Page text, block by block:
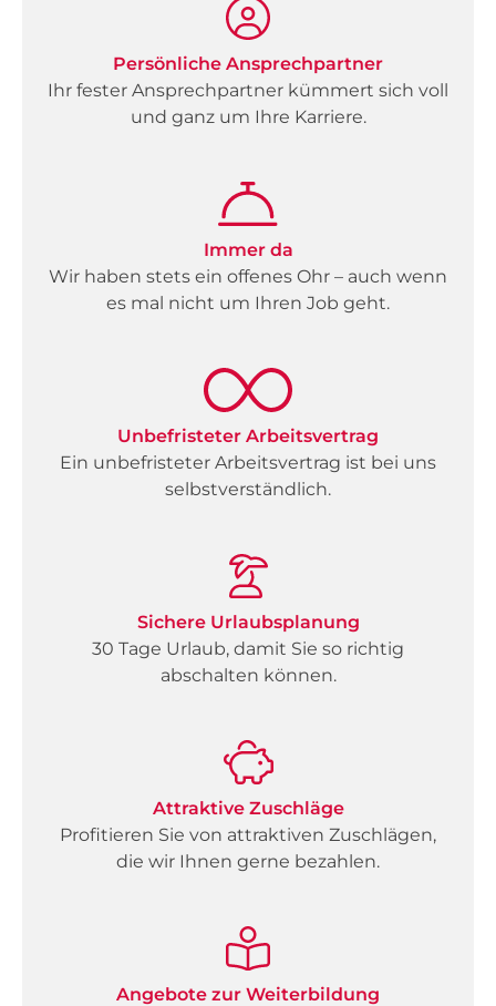
Persönliche Ansprechpartner
Ihr fester Ansprechpartner kümmert sich voll
und ganz um Ihre Karriere.
Immer da
Wir haben stets ein offenes Ohr – auch wenn
es mal nicht um Ihren Job geht.
Unbefristeter Arbeitsvertrag
Ein unbefristeter Arbeitsvertrag ist bei uns
selbstverständlich.
Sichere Urlaubsplanung
30 Tage Urlaub, damit Sie so richtig
abschalten können.
Attraktive Zuschläge
Profitieren Sie von attraktiven Zuschlägen,
die wir Ihnen gerne bezahlen.
Angebote zur Weiterbildung